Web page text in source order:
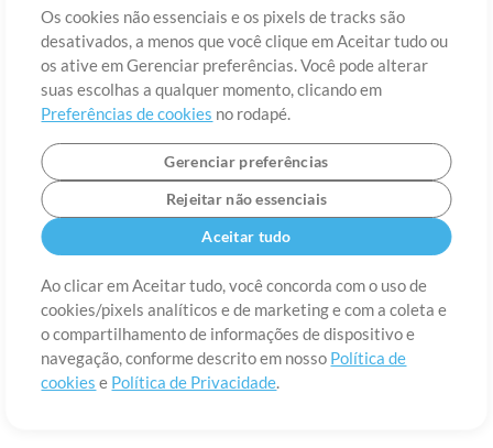
Os cookies não essenciais e os pixels de tracks são
desativados, a menos que você clique em Aceitar tudo ou
os ative em Gerenciar preferências. Você pode alterar
suas escolhas a qualquer momento, clicando em
Preferências de cookies no rodapé.
Gerenciar preferências
Rejeitar não essenciais
Aceitar tudo
Ao clicar em Aceitar tudo, você concorda com o uso de
cookies/pixels analíticos e de marketing e com a coleta e
o compartilhamento de informações de dispositivo e
navegação, conforme descrito em nosso Política de
cookies e Política de Privacidade.
©2006-2026 por MultiTracks LLC. Todos os Direitos Reservados.